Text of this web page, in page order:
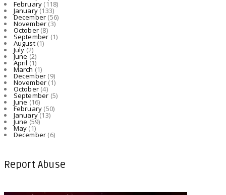
February (118)
January(133)
December (56)
November (3)
October (8)
September (1)
August(1)
July(2)
June(2)
April (1)
March (1)
December (9)
November (1)
October (4)
September (5)
June (16)
February (50)
January(13)
June (59)
May (1)
December (6)
Report Abuse